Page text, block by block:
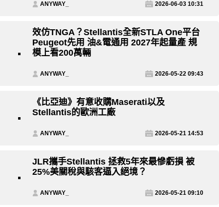
ANYWAY_ 2026-06-03 10:31
效仿TNGA？Stellantis全新STLA One平台
Peugeot先用 油&電通用 2027年起量產 規
模上看200萬輛
ANYWAY_ 2026-05-22 09:43
《比亞迪》有意收購Maserati以及
Stellantis的歐洲工廠
ANYWAY_ 2026-05-21 14:53
JLR攜手Stellantis 拯救5年來最慘虧損 被
25%美關稅與駭客逼入絕境？
ANYWAY_ 2026-05-21 09:10